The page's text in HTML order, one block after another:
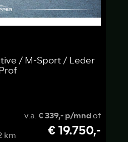
/ M-Sport / Leder
km
v.a.€ 339,- p/mndof
€ 19.750,-